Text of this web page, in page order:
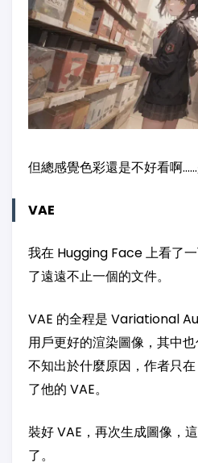
但總感覺色彩還是不好看啊
VAE
我在 Hugging Face 上看了
了遠遠不止一個的文件。
VAE 的全程是 Variational
用戶更好的渲染圖像，其中
不知出於什麼原因，作者只
了他的 VAE。
裝好 VAE，再次生成圖像，
了。